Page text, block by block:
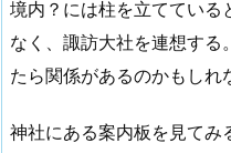
境内？には柱を立てている
なく、諏訪大社を連想する
たら関係があるのかもしれ
神社にある案内板を見てみ